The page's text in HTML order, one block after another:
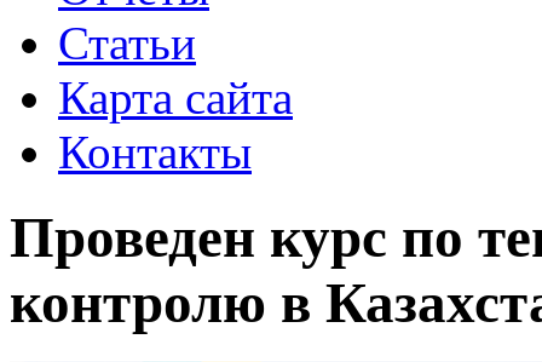
Статьи
Карта сайта
Контакты
Проведен курс по
контролю в